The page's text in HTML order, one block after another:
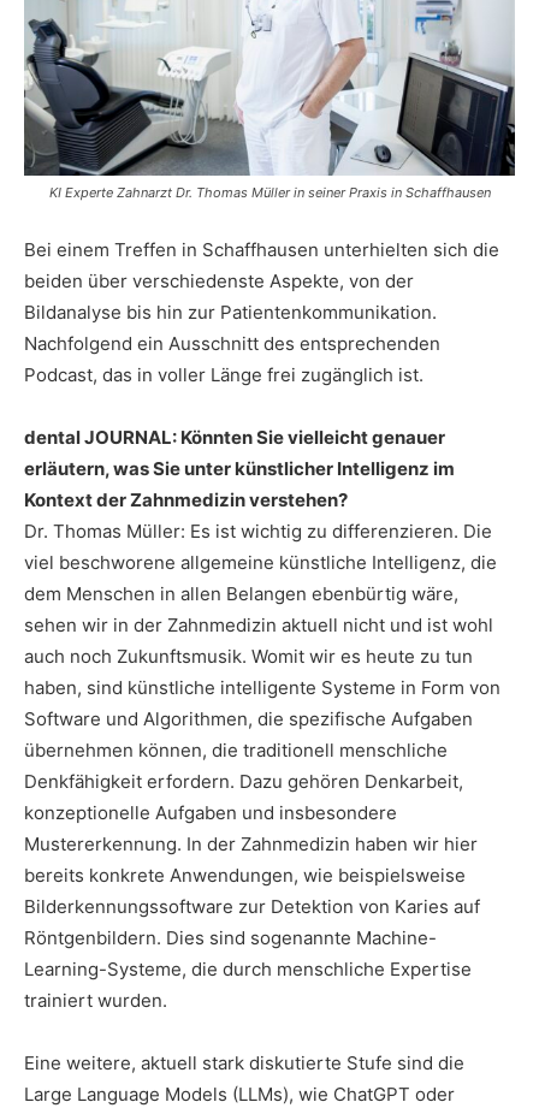
KI Experte Zahnarzt Dr. Thomas Müller in seiner Praxis in Schaffhausen
Bei einem Treffen in Schaffhausen unterhielten sich die
beiden über verschiedenste Aspekte, von der
Bildanalyse bis hin zur Patientenkommunikation.
Nachfolgend ein Ausschnitt des entsprechenden
Podcast, das in voller Länge frei zugänglich ist.
dental JOURNAL: Könnten Sie vielleicht genauer
erläutern, was Sie unter künstlicher Intelligenz im
Kontext der Zahnmedizin verstehen?
Dr. Thomas Müller: Es ist wichtig zu differenzieren. Die
viel beschworene allgemeine künstliche Intelligenz, die
dem Menschen in allen Belangen ebenbürtig wäre,
sehen wir in der Zahnmedizin aktuell nicht und ist wohl
auch noch Zukunftsmusik. Womit wir es heute zu tun
haben, sind künstliche intelligente Systeme in Form von
Software und Algorithmen, die spezifische Aufgaben
übernehmen können, die traditionell menschliche
Denkfähigkeit erfordern. Dazu gehören Denkarbeit,
konzeptionelle Aufgaben und insbesondere
Mustererkennung. In der Zahnmedizin haben wir hier
bereits konkrete Anwendungen, wie beispielsweise
Bilderkennungssoftware zur Detektion von Karies auf
Röntgenbildern. Dies sind sogenannte Machine-
Learning-Systeme, die durch menschliche Expertise
trainiert wurden.
Eine weitere, aktuell stark diskutierte Stufe sind die
Large Language Models (LLMs), wie ChatGPT oder